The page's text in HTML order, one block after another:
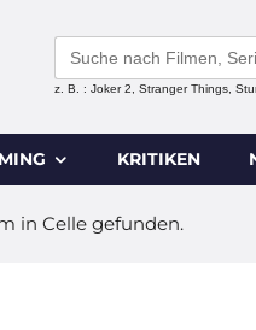
Search
for:
z. B. : Joker 2, Stranger Things,
KRITIKEN
in Celle gefunden.